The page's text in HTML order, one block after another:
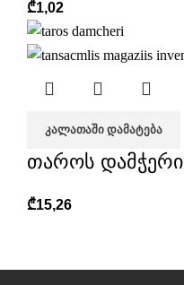
₾1,02
ᲙᲐᲚᲐᲗᲐᲨᲘ ᲓᲐᲛᲐᲢᲔᲑᲐ
თაროს დამჭერი
₾15,26